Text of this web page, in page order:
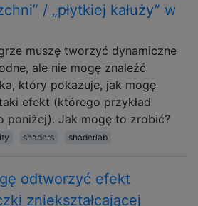
/ „płytkiej kałuży” w
muszę tworzyć dynamiczne
ale nie mogę znaleźć
który pokazuje, jak mogę
efekt (którego przykład
poniżej). Jak mogę to zrobić?
shaders shaderlab
odtworzyć efekt
zniekształcającej